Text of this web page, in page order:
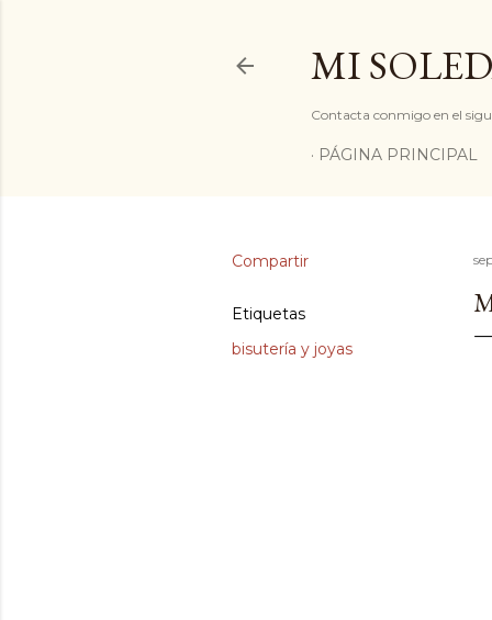
MI
Contacta conmigo en el
PÁGINA PRINCIPAL
Compartir
Etiquetas
bisutería y joyas